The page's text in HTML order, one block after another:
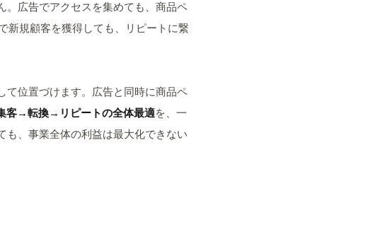
。広告でアクセスを集めても、商品ペ
新規顧客を獲得しても、リピートに繋
て位置づけます。広告と同時に商品ペ
客→転換→リピートの全体最適を、一
も、事業全体の利益は最大化できない